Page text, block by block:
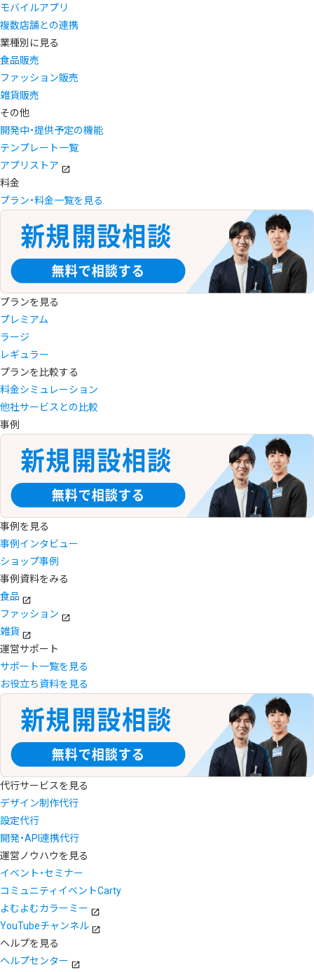
モバイルアプリ
複数店舗との連携
業種別に見る
食品販売
ファッション販売
雑貨販売
その他
開発中・提供予定の機能
テンプレート一覧
アプリストア
料金
プラン・料金一覧を見る
プランを見る
プレミアム
ラージ
レギュラー
プランを比較する
料金シミュレーション
他社サービスとの比較
事例
事例を見る
事例インタビュー
ショップ事例
事例資料をみる
食品
ファッション
雑貨
運営サポート
サポート一覧を見る
お役立ち資料を見る
代行サービスを見る
デザイン制作代行
設定代行
開発・API連携代行
運営ノウハウを見る
イベント・セミナー
コミュニティイベントCarty
よむよむカラーミー
YouTubeチャンネル
ヘルプを見る
ヘルプセンター